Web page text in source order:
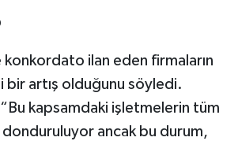
ilan eden firmaların
bir artış olduğunu söyledi.
“Bu kapsamdaki işletmelerin tüm
ancak bu durum,